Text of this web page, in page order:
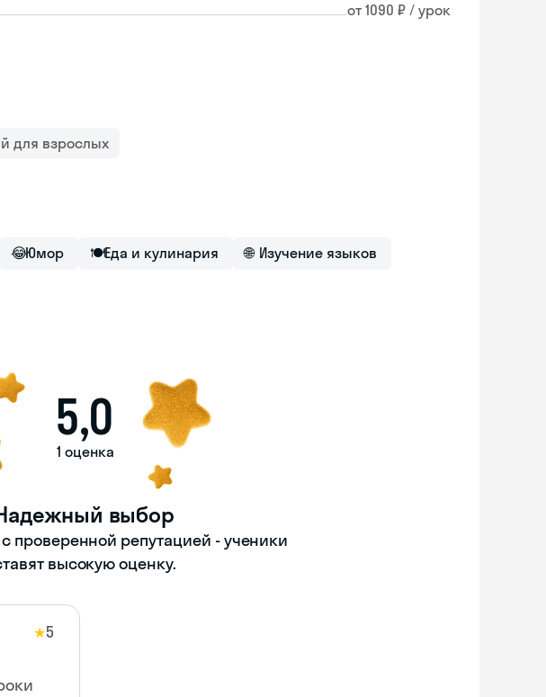
от 1090 ₽ / урок
для взрослых
😂Юмор 🍽Еда и кулинария 🌐 Изучение языков
5,0
1 оценка
выбор
проверенной репутацией - ученики
высокую оценку.
★5